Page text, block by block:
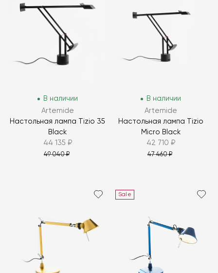
В наличии
Artemide
Настольная лампа Tizio 35
Black
44 135 ₽
49 040 ₽
В наличии
Artemide
Настольная лампа Tizio
Micro Black
42 710 ₽
47 460 ₽
Sale